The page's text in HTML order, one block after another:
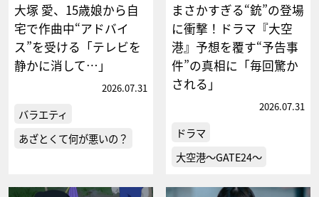
大塚 愛、15歳娘から自
宅で作曲中“アドバイ
ス”を受ける「テレビを
静かに消して…」
2026.07.31
バラエティ
あざとくて何が悪いの？
まさかすぎる“銃”の登場
に衝撃！ドラマ『大空
港』予想を覆す“予告事
件”の真相に「毎回驚か
される」
2026.07.31
ドラマ
大空港～GATE24～